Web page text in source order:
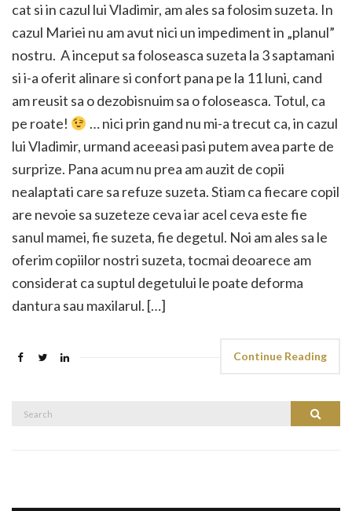
cat si in cazul lui Vladimir, am ales sa folosim suzeta. In
cazul Mariei nu am avut nici un impediment in „planul”
nostru. A inceput sa foloseasca suzeta la 3 saptamani
si i-a oferit alinare si confort pana pe la 11 luni, cand
am reusit sa o dezobisnuim sa o foloseasca. Totul, ca
pe roate!
… nici prin gand nu mi-a trecut ca, in cazul
lui Vladimir, urmand aceeasi pasi putem avea parte de
surprize. Pana acum nu prea am auzit de copii
nealaptati care sa refuze suzeta. Stiam ca fiecare copil
are nevoie sa suzeteze ceva iar acel ceva este fie
sanul mamei, fie suzeta, fie degetul. Noi am ales sa le
oferim copiilor nostri suzeta, tocmai deoarece am
considerat ca suptul degetului le poate deforma
dantura sau maxilarul. […]
Continue Reading
Search